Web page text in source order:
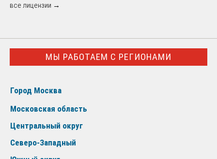
все лицензии →
МЫ РАБОТАЕМ С РЕГИОНАМИ
Город Москва
Московская область
Центральный округ
Северо-Западный